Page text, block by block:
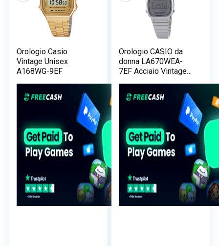
Orologio Casio
Vintage Unisex
A168WG-9EF
Orologio CASIO da
donna LA670WEA-
7EF Acciaio Vintage